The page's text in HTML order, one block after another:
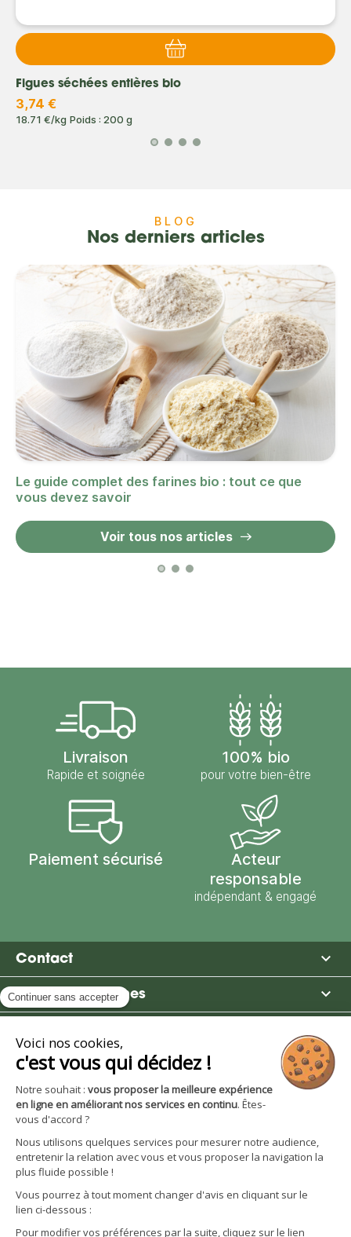
Figues séchées entières bio
3,74 €
18.71 €/kg Poids : 200 g
BLOG
Nos derniers articles
Le guide complet des farines bio : tout ce que
vous devez savoir
Voir tous nos articles
Livraison
Rapide et soignée
100% bio
pour votre bien-être
Paiement sécurisé
Acteur
responsable
indépendant & engagé
Contact 
Moulin des Moines 
Avantages et services 